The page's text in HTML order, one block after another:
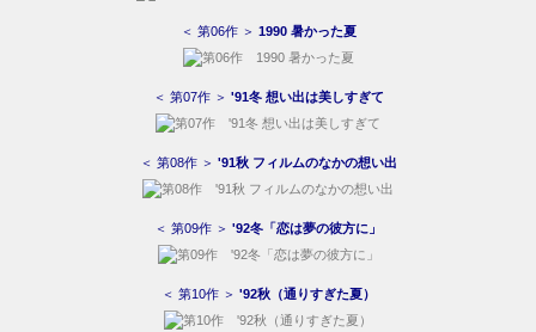
＜ 第06作 ＞ 1990 暑かった夏
＜ 第07作 ＞ '91冬 想い出は美しすぎて
＜ 第08作 ＞ '91秋 フィルムのなかの想い出
＜ 第09作 ＞ '92冬「恋は夢の彼方に」
＜ 第10作 ＞ '92秋（通りすぎた夏）